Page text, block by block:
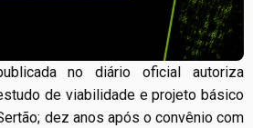
no diário oficial autoriza
de viabilidade e projeto básico
dez anos após o convênio com